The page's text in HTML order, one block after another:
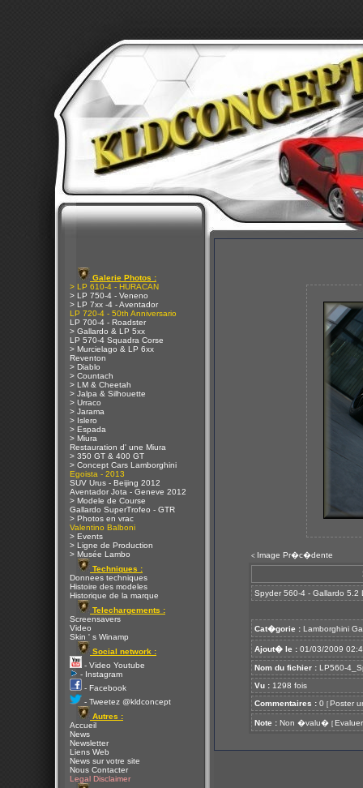
Galerie Photos :
> LP 610-4 - HURACAN
> LP 750-4 - Veneno
> LP 7xx -4 - Aventador
LP 720-4 - 50th Anniversario
LP 700-4 - Roadster
> Gallardo & LP 5xx
LP 570-4 Squadra Corse
> Murcielago & LP 6xx
Reventon
> Diablo
> Countach
> LM & Cheetah
> Jalpa & Silhouette
> Urraco
> Jarama
> Islero
> Espada
> Miura
Restauration d' une Miura
> 350 GT & 400 GT
> Concept Cars Lamborghini
Egoista - 2013
SUV Urus - Beijing 2012
Aventador Jota - Geneve 2012
> Modele de Course
Gallardo SuperTrofeo - GTR
> Photos en vrac
Valentino Balboni
> Events
> Ligne de Production
> Musée Lambo
Techniques :
Donnees techniques
Histoire des modeles
Historique de la marque
Telechargements :
Screensavers
Video
Skin ' s Winamp
Social network :
- Video Youtube
- Instagram
- Facebook
- Tweetez @kldconcept
Autres :
Accueil
News
Newsletter
Liens Web
News sur votre site
Nous Contacter
Legal Disclaimer
< Image Pr�c�dente
Spyder 560-4 - Gallardo 5.2
Cat�gorie : Lamborghini
Ajout� le : 01/03/2009
Nom du fichier : LP560-
Vu : 1298 fois
Commentaires : 0 [ Poster
Note : Non �valu� [ Evaluer